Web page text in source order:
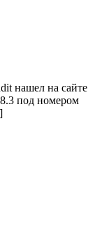
нашел на сайте
под номером